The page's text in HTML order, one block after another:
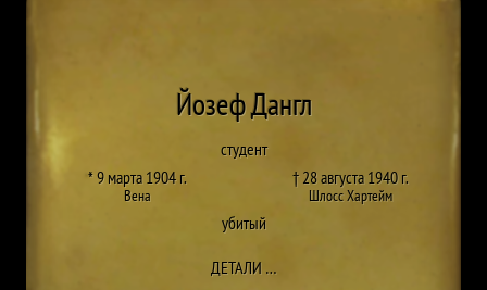
Йозеф Дангл
студент
* 9 марта 1904 г.
Вена
† 28 августа 1940 г.
Шлосс Хартейм
убитый
ДЕТАЛИ…ДО JOSEF DUNGL